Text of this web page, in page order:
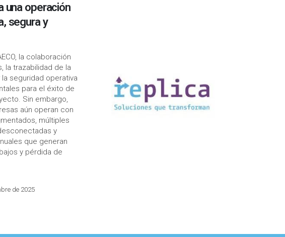
una operación
segura y
la colaboración
la trazabilidad de la
seguridad operativa
para el éxito de
Sin embargo,
aún operan con
múltiples
y
que generan
y pérdida de
de 2025